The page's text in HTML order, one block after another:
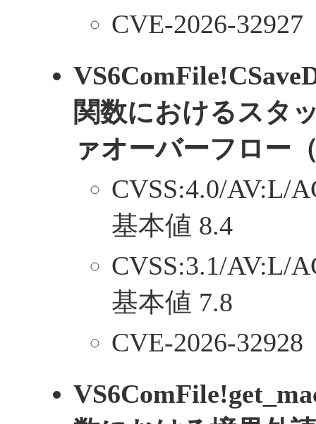
CVE-2026-32927
関数におけるスタ
ァオーバーフロー
CVSS:4.0/AV:L/
基本値 8.4
CVSS:3.1/AV:L/
基本値 7.8
CVE-2026-32928